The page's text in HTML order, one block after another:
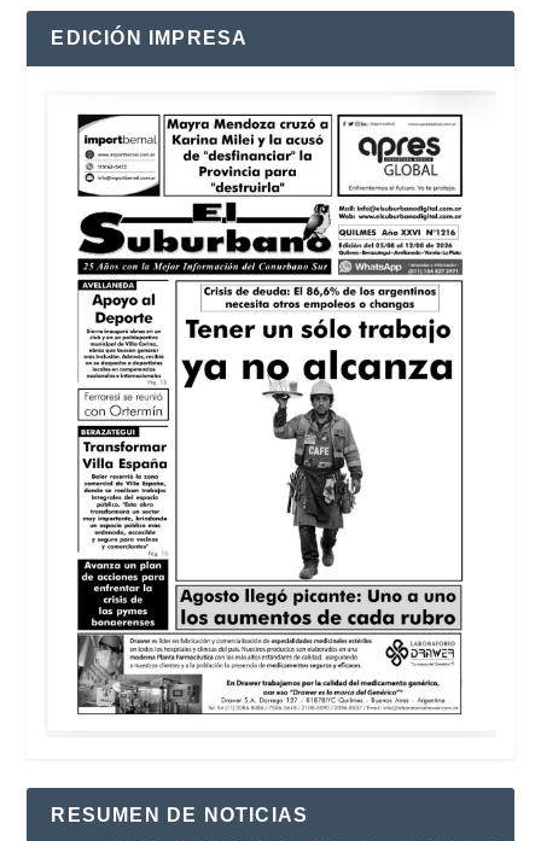
EDICIÓN IMPRESA
RESUMEN DE NOTICIAS